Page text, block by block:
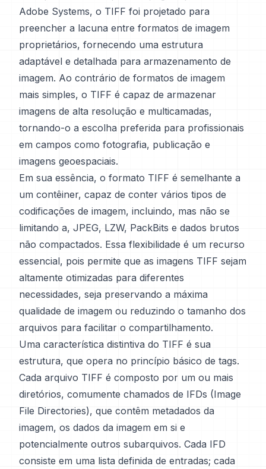
Adobe Systems, o TIFF foi projetado para
preencher a lacuna entre formatos de imagem
proprietários, fornecendo uma estrutura
adaptável e detalhada para armazenamento de
imagem. Ao contrário de formatos de imagem
mais simples, o TIFF é capaz de armazenar
imagens de alta resolução e multicamadas,
tornando-o a escolha preferida para profissionais
em campos como fotografia, publicação e
imagens geoespaciais.
Em sua essência, o formato TIFF é semelhante a
um contêiner, capaz de conter vários tipos de
codificações de imagem, incluindo, mas não se
limitando a, JPEG, LZW, PackBits e dados brutos
não compactados. Essa flexibilidade é um recurso
essencial, pois permite que as imagens TIFF sejam
altamente otimizadas para diferentes
necessidades, seja preservando a máxima
qualidade de imagem ou reduzindo o tamanho dos
arquivos para facilitar o compartilhamento.
Uma característica distintiva do TIFF é sua
estrutura, que opera no princípio básico de tags.
Cada arquivo TIFF é composto por um ou mais
diretórios, comumente chamados de IFDs (Image
File Directories), que contêm metadados da
imagem, os dados da imagem em si e
potencialmente outros subarquivos. Cada IFD
consiste em uma lista definida de entradas; cada